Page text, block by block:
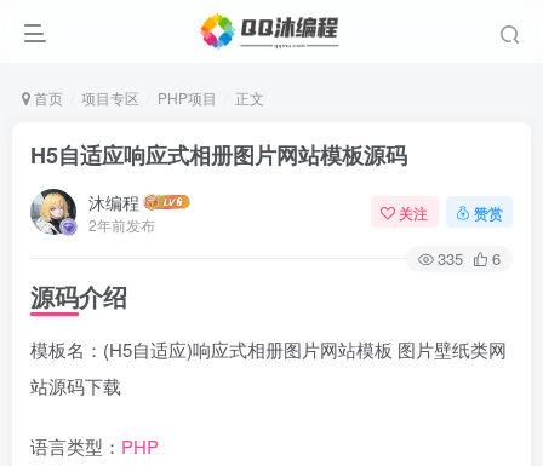
首页 项目专区 PHP项目 正文
H5自适应响应式相册图片网站模板源码
沐编程
2年前发布
关注 赞赏
335 6
源码介绍
模板名：(H5自适应)响应式相册图片网站模板 图片壁纸类网
站源码下载
语言类型： PHP